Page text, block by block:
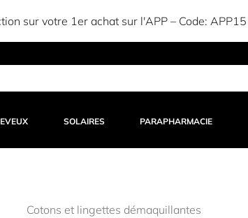
sur votre 1er achat sur l'APP – Code: APP15
SOLAIRES PARAPHARMACIE
Cotons et lingettes démaquillantes